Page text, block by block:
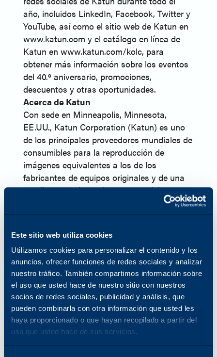
Este sitio web utiliza cookies
Utilizamos cookies para personalizar el contenido y los
anuncios, ofrecer funciones de redes sociales y analizar
nuestro tráfico. También compartimos información sobre
el uso que usted hace de nuestro sitio con nuestros
socios de redes sociales, publicidad y análisis, que
pueden combinarla con otra información que usted les
haya proporcionado o que hayan recopilado a partir del
uso que usted hace de sus servicios.
año, incluidos LinkedIn, Facebook, Twitter y
YouTube, así como el sitio web de Katun en
www.katun.com y el catálogo en línea de
Katun en www.katun.com/kolc, para
obtener más información sobre los eventos
del 40.º aniversario, promociones,
descuentos y otras oportunidades.
Acerca de Katun
Con sede en Minneapolis, Minnesota,
EE.UU., Katun Corporation (Katun) es uno
de los principales proveedores mundiales de
consumibles para la reproducción de
imágenes equivalentes a los de los
fabricantes de equipos originales y de una
amplia gama de productos y servicios para
impresoras, copiadoras e impresoras
multifuncionales (MFP). En 2024, Katun
multifuncionales. Katun cuenta con más de
45 años de experiencia en el sector de la
tecnología de oficina y presta servicio a
aproximadamente 8.000 socios
distribuidores y concesionarios en todo el
mundo. Aprovechando su amplia
experiencia en el sector, Katun tiene como
objetivo ofrecer a sus clientes "Success